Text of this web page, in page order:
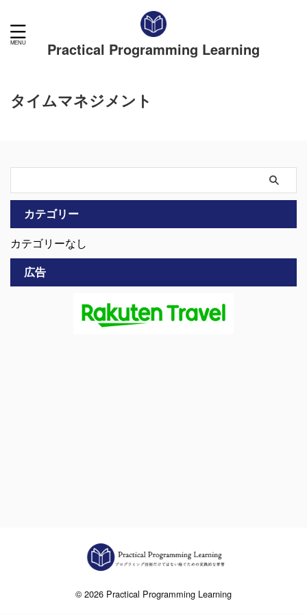
Practical Programming Learning
タイムマネジメント
カテゴリー
カテゴリーなし
広告
© 2026 Practical Programming Learning